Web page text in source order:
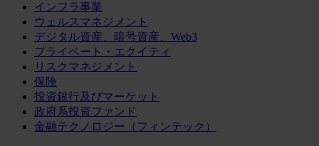
インフラ事業
ウェルスマネジメント
デジタル資産、暗号資産、Web3
プライベート・エクイティ
リスクマネジメント
保険
投資銀行及びマーケット
政府系投資ファンド
金融テクノロジー（フィンテック）